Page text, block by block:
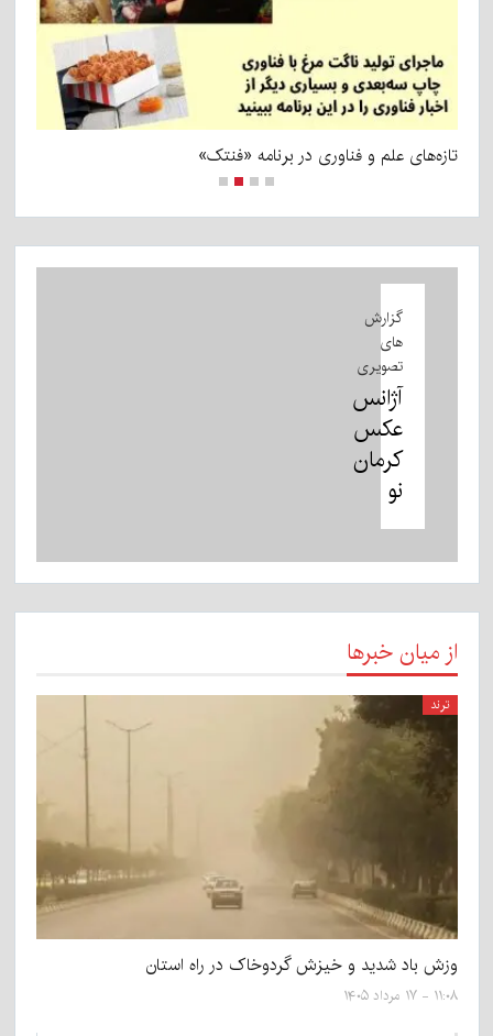
تازه‌های علم و فناوری در برنامه «فنتک»
گزارش
های
تصویری
آژانس
عکس
کرمان
نو
از میان خبرها
ترند
وزش باد شدید و خیزش گردوخاک در راه استان
۱۱:۰۸ - ۱۷ مرداد ۱۴۰۵